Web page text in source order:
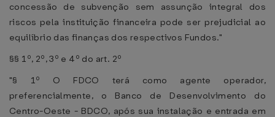
concessão de subvenção sem assunção integral dos
riscos pela instituição financeira pode ser prejudicial ao
equilíbrio das finanças dos respectivos Fundos."
§§ 1º, 2º, 3º e 4º do art. 2º
"§ 1º O FDCO terá como agente operador,
preferencialmente, o Banco de Desenvolvimento do
Centro-Oeste - BDCO, após sua instalação e entrada em